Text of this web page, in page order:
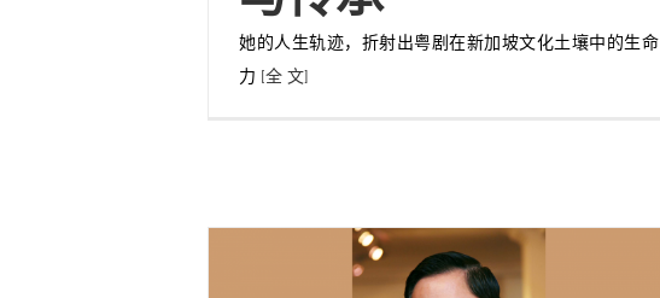
她的人生轨迹，折射出粤剧在新加坡文化土壤中的生命
力 [全 文]